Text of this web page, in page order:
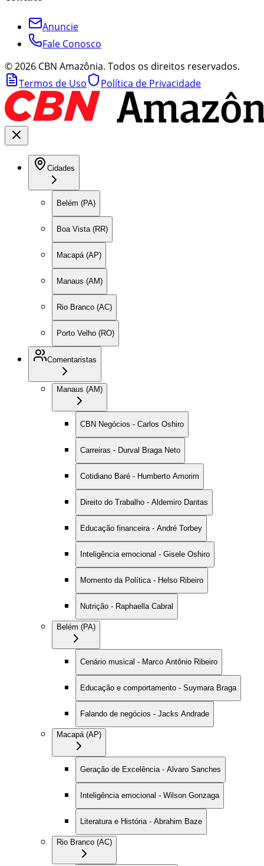
Anuncie
Fale Conosco
©2026 CBN Amazônia. Todos os direitos reservados.
Termos de Uso
Política de Privacidade
Cidades
Belém (PA)
Boa Vista (RR)
Macapá (AP)
Manaus (AM)
Rio Branco (AC)
Porto Velho (RO)
Comentaristas
Manaus (AM)
CBN Negócios - Carlos Oshiro
Carreiras - Durval Braga Neto
Cotidiano Baré - Humberto Amorim
Direito do Trabalho - Aldemiro Dantas
Educação financeira - André Torbey
Inteligência emocional - Gisele Oshiro
Momento da Política - Helso Ribeiro
Nutrição - Raphaella Cabral
Belém (PA)
Cenário musical - Marco Antônio Ribeiro
Educação e comportamento - Suymara Braga
Falando de negócios - Jacks Andrade
Macapá (AP)
Geração de Excelência - Alvaro Sanches
Inteligência emocional - Wilson Gonzaga
Literatura e História - Abrahim Baze
Rio Branco (AC)